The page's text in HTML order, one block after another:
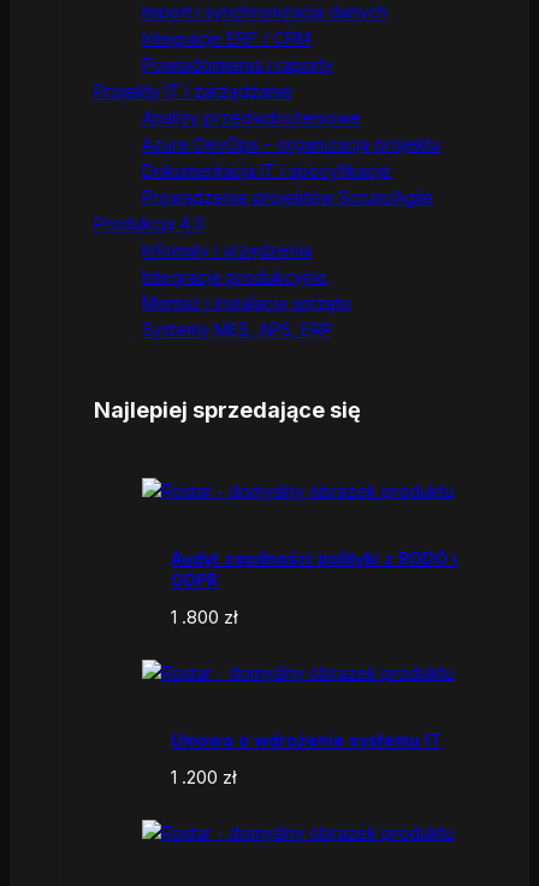
Import i synchronizacja danych
Integracje ERP / CRM
Powiadomienia i raporty
Projekty IT i zarządzanie
Analizy przedwdrożeniowe
Azure DevOps – organizacja projektu
Dokumentacja IT i specyfikacje
Prowadzenie projektów Scrum/Agile
Produkcja 4.0
Infomaty i urządzenia
Integracje produkcyjne
Montaż i instalacja sprzętu
Systemy MES, APS, ERP
Najlepiej sprzedające się
Audyt zgodności polityki z RODO i
GDPR
1 .800 zł
Umowa o wdrożenie systemu IT
1 .200 zł